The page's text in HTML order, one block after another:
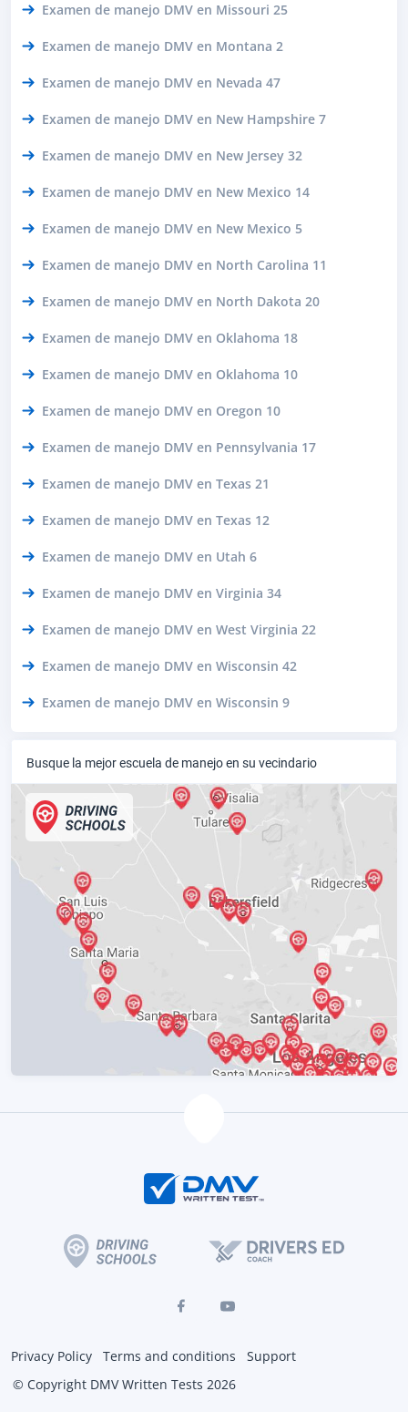
Examen de manejo DMV en Missouri 25
Examen de manejo DMV en Montana 2
Examen de manejo DMV en Nevada 47
Examen de manejo DMV en New Hampshire 7
Examen de manejo DMV en New Jersey 32
Examen de manejo DMV en New Mexico 14
Examen de manejo DMV en New Mexico 5
Examen de manejo DMV en North Carolina 11
Examen de manejo DMV en North Dakota 20
Examen de manejo DMV en Oklahoma 18
Examen de manejo DMV en Oklahoma 10
Examen de manejo DMV en Oregon 10
Examen de manejo DMV en Pennsylvania 17
Examen de manejo DMV en Texas 21
Examen de manejo DMV en Texas 12
Examen de manejo DMV en Utah 6
Examen de manejo DMV en Virginia 34
Examen de manejo DMV en West Virginia 22
Examen de manejo DMV en Wisconsin 42
Examen de manejo DMV en Wisconsin 9
Busque la mejor escuela de manejo en su vecindario
Privacy Policy Terms and conditions
Support
© Copyright DMV Written Tests 2026